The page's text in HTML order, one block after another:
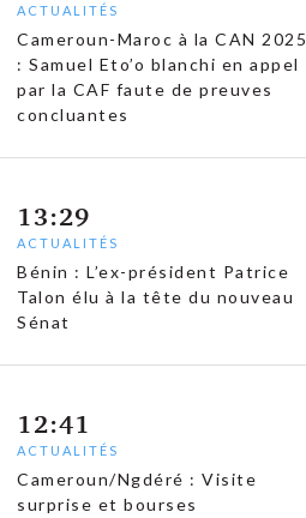
ACTUALITÉS
Cameroun-Maroc à la CAN 2025
: Samuel Eto’o blanchi en appel
par la CAF faute de preuves
concluantes
13:29
ACTUALITÉS
Bénin : L’ex-président Patrice
Talon élu à la tête du nouveau
Sénat
12:41
ACTUALITÉS
Cameroun/Ngdéré : Visite
surprise et bourses